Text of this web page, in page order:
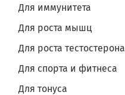
Для иммунитета
Для роста мышц
Для роста тестостерона
Для спорта и фитнеса
Для тонуса